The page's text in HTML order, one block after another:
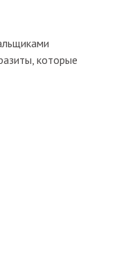
которые